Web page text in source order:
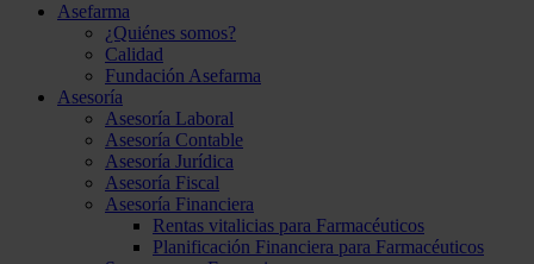
Asefarma
¿Quiénes somos?
Calidad
Fundación Asefarma
Asesoría
Asesoría Laboral
Asesoría Contable
Asesoría Jurídica
Asesoría Fiscal
Asesoría Financiera
Rentas vitalicias para Farmacéuticos
Planificación Financiera para Farmacéuticos